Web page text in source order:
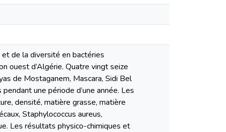
de la diversité en bactéries
ouest d’Algérie. Quatre vingt seize
de Mostaganem, Mascara, Sidi Bel
une période d’une année. Les
densité, matière grasse, matière
Staphylococcus aureus,
Les résultats physico-chimiques et